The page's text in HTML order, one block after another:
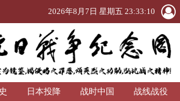
2026年8月7日 星期五 23:33:11
日本投降 战时中国
战线战役